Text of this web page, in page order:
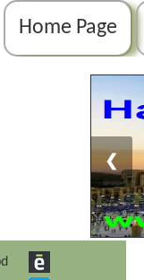
Home Page
❮